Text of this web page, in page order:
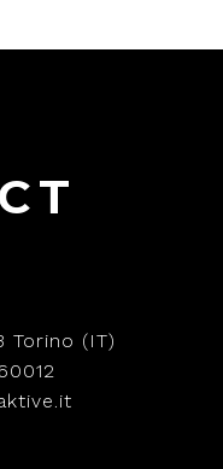
Torino (IT)